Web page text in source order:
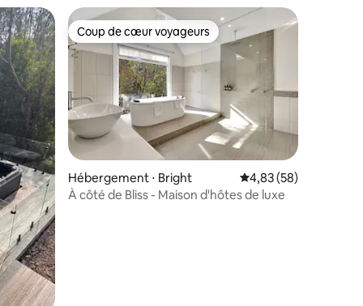
: 5 sur 5
Coup de cœur voyageurs
Coup de cœur voyageurs
Hébergement ⋅ Bright Évaluation moyenne
4,83 (58)
À côté de Bliss - Maison d'hôtes de luxe